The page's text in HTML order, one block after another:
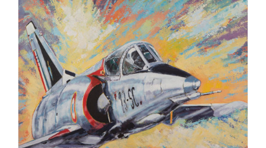
Les
options
peuvent
être
choisies
sur
la
page
du
produit